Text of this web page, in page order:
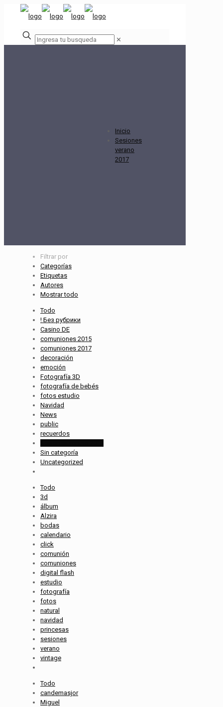
✕
Inicio
Sesiones
verano
2017
Filtrar por
Categorías
Etiquetas
Autores
Mostrar todo
Todo
! Без рубрики
Casino DE
comuniones 2015
comuniones 2017
decoración
emoción
Fotografía 3D
fotografía de bebés
fotos estudio
Navidad
News
public
recuerdos
Sin categoría
Uncategorized
Todo
3d
álbum
Alzira
bodas
calendario
click
comunión
comuniones
digital flash
estudio
fotografía
fotos
natural
navidad
princesas
sesiones
verano
vintage
Todo
candemasjor
Miguel